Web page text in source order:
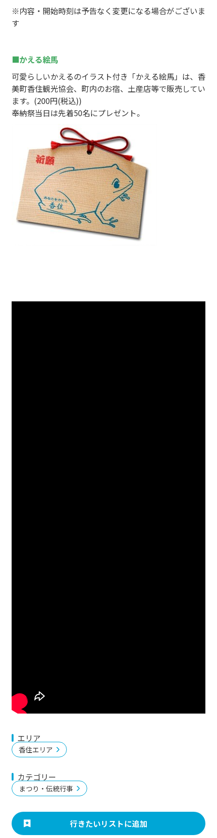
※内容・開始時刻は予告なく変更になる場合がございま
す
■かえる絵馬
可愛らしいかえるのイラスト付き「かえる絵馬」は、香
美町香住観光協会、町内のお宿、土産店等で販売してい
ます。(200円(税込))
奉納祭当日は先着50名にプレゼント。
エリア
香住エリア
カテゴリー
まつり・伝統行事
行きたいリストに追加